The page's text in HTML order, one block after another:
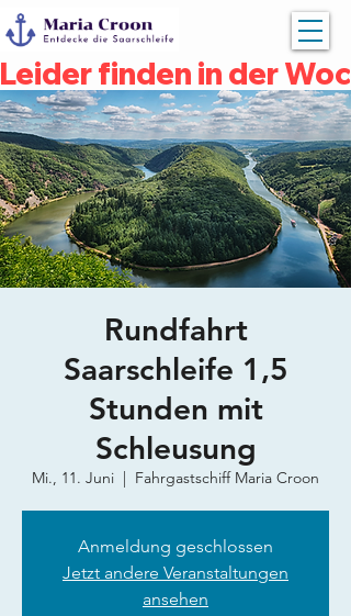
Leider finden in der
Rundfahrt
Saarschleife 1,5
Stunden mit
Schleusung
Mi., 11. Juni
  |
Fahrgastschiff Maria Croon
Anmeldung geschlossen
Jetzt andere Veranstaltungen
ansehen